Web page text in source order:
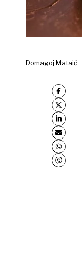
Domagoj Mataić